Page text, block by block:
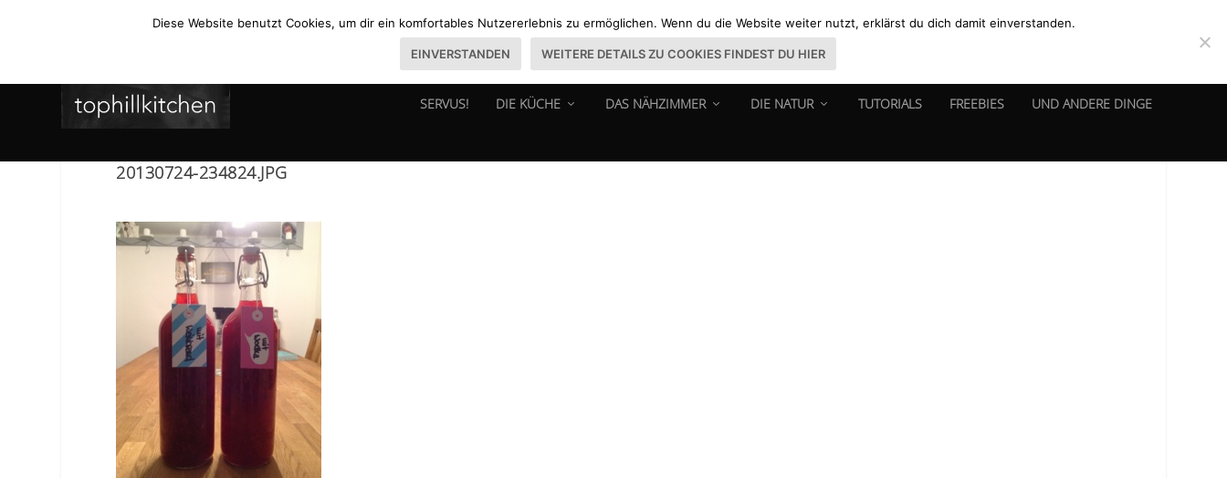
SERVUS! DIE KÜCHE DAS NÄHZIMMER DIE NATUR TUTORIALS FREEBIES UND ANDERE DINGE
20130724-234824.JPG
Diese Website benutzt Cookies, um dir ein komfortables Nutzererlebnis zu ermöglichen. Wenn du die Website weiter nutzt, erklärst du dich damit einverstanden.
EINVERSTANDEN WEITERE DETAILS ZU COOKIES FINDEST DU HIER